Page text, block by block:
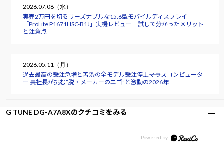
2026.07.08（水）
実売2万円を切るリーズナブルな15.6型モバイルディスプレイ
「ProLite P1671HSC-B1J」実機レビュー 試して分かったメリット
と注意点
2026.05.11（月）
過去最高の受注急増と苦渋の全モデル受注停止――マウスコンピュータ
ー 軣社長が挑む“脱・メーカーのエゴ”と激動の2026年
G TUNE DG-A7A8Xのクチコミをみる